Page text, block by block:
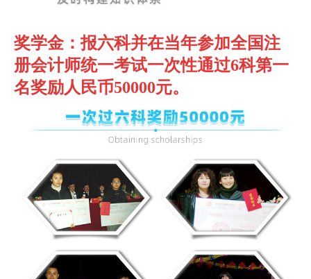
奖学金：报六科并在当年参加全国注
册会计师统一考试一次性通过6科第一
名奖励人民币50000元。